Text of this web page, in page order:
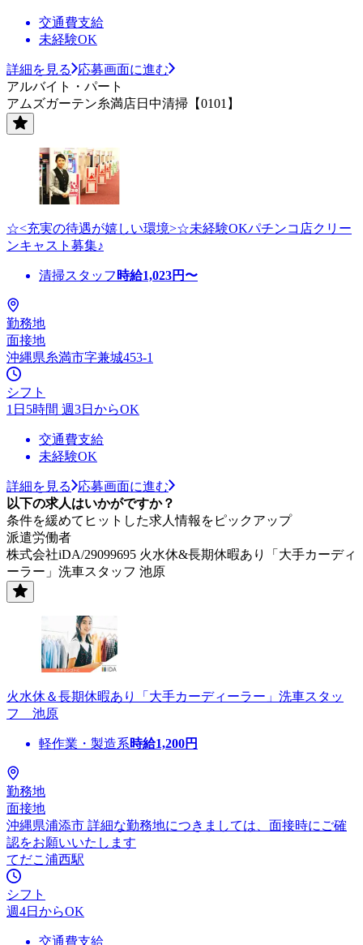
交通費支給
未経験OK
詳細を見る
応募画面に進む
アルバイト・パート
アムズガーテン糸満店日中清掃【0101】
☆<充実の待遇が嬉しい環境>☆未経験OKパチンコ店クリー
ンキャスト募集♪
清掃スタッフ 時給1,023円〜
勤務地
面接地
沖縄県糸満市字兼城453-1
シフト
1日5時間 週3日からOK
交通費支給
未経験OK
詳細を見る
応募画面に進む
以下の求人はいかがですか？
条件を緩めてヒットした求人情報をピックアップ
派遣労働者
株式会社iDA/29099695 火水休&長期休暇あり「大手カーディ
ーラー」洗車スタッフ 池原
火水休＆長期休暇あり「大手カーディーラー」洗車スタッ
フ 池原
軽作業・製造系時給1,200円
勤務地
面接地
沖縄県浦添市 詳細な勤務地につきましては、面接時にご確
認をお願いいたします
てだこ浦西駅
シフト
週4日からOK
交通費支給